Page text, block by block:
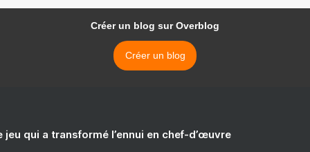
Créer un blog sur Overblog
Créer un blog
jeu qui a transformé l’ennui en chef-d’œuvre